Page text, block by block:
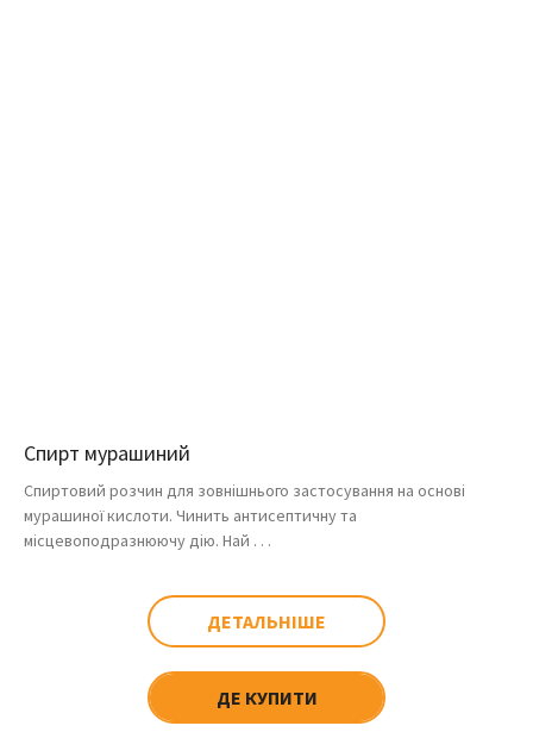
Спирт мурашиний
Спиртовий розчин для зовнішнього застосування на основі
мурашиної кислоти. Чинить антисептичну та
місцевоподразнюючу дію. Най . . .
ДЕТАЛЬНІШЕ
ДЕ КУПИТИ